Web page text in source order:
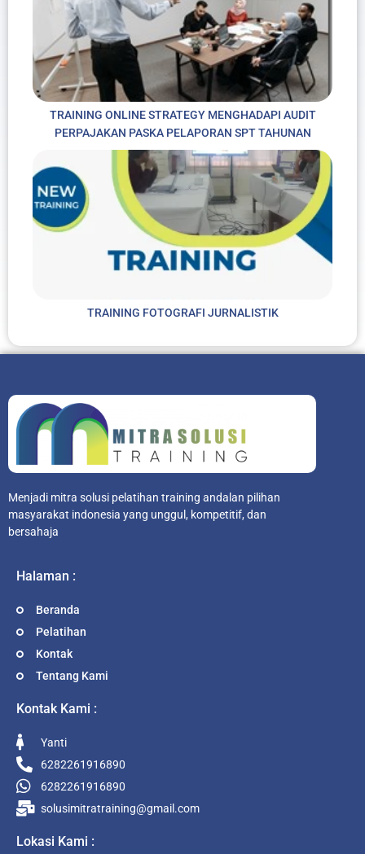
TRAINING ONLINE STRATEGY MENGHADAPI AUDIT
PERPAJAKAN PASKA PELAPORAN SPT TAHUNAN
TRAINING FOTOGRAFI JURNALISTIK
Menjadi mitra solusi pelatihan training andalan pilihan
masyarakat indonesia yang unggul, kompetitif, dan
bersahaja
Halaman :
Beranda
Pelatihan
Kontak
Tentang Kami
Kontak Kami :
Yanti
6282261916890
6282261916890
solusimitratraining@gmail.com
Lokasi Kami :